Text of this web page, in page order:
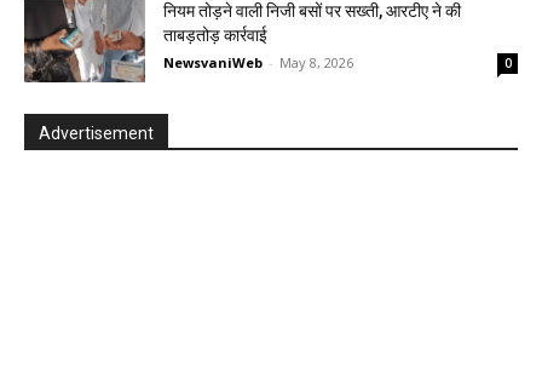
नियम तोड़ने वाली निजी बसों पर सख्ती, आरटीए ने की
ताबड़तोड़ कार्रवाई
NewsvaniWeb - May 8, 2026 0
Advertisement